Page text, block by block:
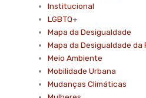
Institucional
LGBTQ+
Mapa da Desigualdade
Mapa da Desigualdade da
Meio Ambiente
Mobilidade Urbana
Mudanças Climáticas